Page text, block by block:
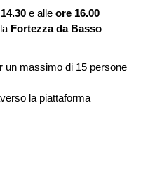
e alle ore 16.00
Fortezza da Basso
un massimo di 15 persone
la piattaforma